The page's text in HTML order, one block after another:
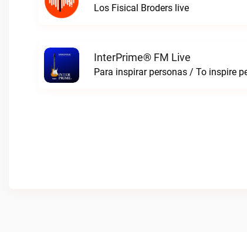
Los Fisical Broders live
InterPrime® FM Live
Para inspirar personas / To inspire